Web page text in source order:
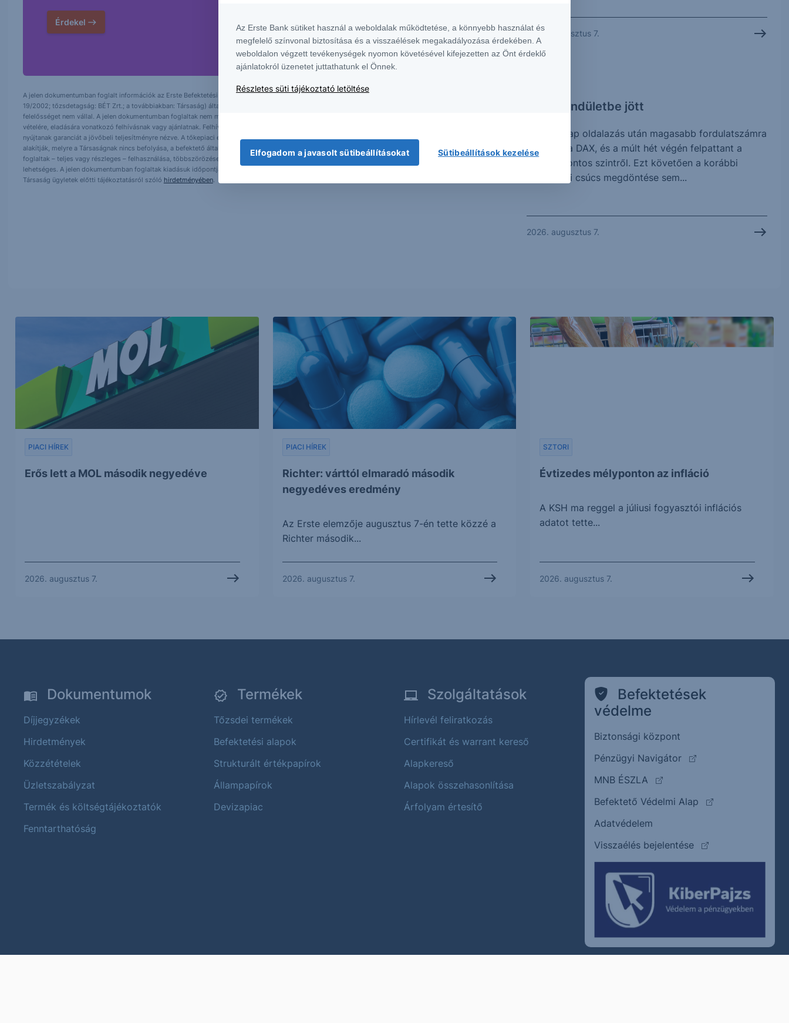
Érdekel
A jelen dokumentumban foglalt információk az Erste Befektetési Zrt. (székhely: 1138 Budapest, Népfürdő u. 24-26.; tev. eng. szám: E-III/324/2008 és III/75.005-
19/2002; tőzsdetagság: BÉT Zrt.; a továbbiakban: Társaság) által hitelesnek tartott forrásokon alapulnak, de azokért a Társaság szavatosságot vagy
felelősséget nem vállal. A jelen dokumentumban foglaltak nem minősíthetők befektetésre való ösztönzésnek, befektetési tanácsadásnak, értékpapír jegyzésére,
vételére, eladására vonatkozó felhívásnak vagy ajánlatnak. Felhívjuk szíves figyelmét arra, hogy a múltbeli teljesítmények, illetve jövőbeli becslések nem
nyújtanak garanciát a jövőbeli teljesítményre nézve. A tőkepiaci és makrogazdasági helyzetet, a befektetések és azok hozamai alakulását olyan tényezők
alakítják, melyre a Társaságnak nincs befolyása, a befektető által hozott döntés következményei a Társaságra nem háríthatók át. A jelen dokumentumban
foglaltak – teljes vagy részleges – felhasználása, többszörözése, publikálása, átdolgozása, terjesztése kizárólag a Társaság előzetes írásos engedélyével
lehetséges. A jelen dokumentumban foglaltak kiadásuk időpontjában érvényesek. További részletek:
Társaság ügyletek előtti tájékoztatásról szóló hirdetményében.
2026. augusztus 7.
DAX: Lendületbe jött
Néhány nap oldalazás után magasabb fordulatszámra
kapcsolt a DAX, és a múlt hét végén felpattant a
25.508 pontos szintről. Ezt követően a korábbi
történelmi csúcs megdöntése sem...
2026. augusztus 7.
Erős lett a MOL második negyedéve
PIACI HÍREK
2026. augusztus 7.
Richter: várttól elmaradó második
negyedéves eredmény
PIACI HÍREK
Az Erste elemzője augusztus 7-én tette közzé a
Richter második...
2026. augusztus 7.
Évtizedes mélyponton az infláció
SZTORI
A KSH ma reggel a júliusi fogyasztói inflációs
adatot tette...
2026. augusztus 7.
Dokumentumok
Díjjegyzékek
Hirdetmények
Közzétételek
Üzletszabályzat
Termék és költségtájékoztatók
Fenntarthatóság
Termékek
Tőzsdei termékek
Befektetési alapok
Strukturált értékpapírok
Állampapírok
Devizapiac
Szolgáltatások
Hírlevél feliratkozás
Certifikát és warrant kereső
Alapkereső
Alapok összehasonlítása
Árfolyam értesítő
Befektetések
védelme
Biztonsági központ
Pénzügyi Navigátor
(külső oldalra ugrik)
MNB ÉSZLA
(külső oldalra ugrik)
Befektető Védelmi Alap
(külső oldalra
Adatvédelem
Visszaélés bejelentése
(külső oldalra ugrik)
Az Erste Bank sütiket használ a weboldalak működtetése, a könnyebb használat és
megfelelő színvonal biztosítása és a visszaélések megakadályozása érdekében. A
weboldalon végzett tevékenységek nyomon követésével kifejezetten az Önt érdeklő
ajánlatokról üzenetet juttathatunk el Önnek.
Részletes süti tájékoztató letöltése
Elfogadom a javasolt sütibeállításokat Sütibeállítások kezelése